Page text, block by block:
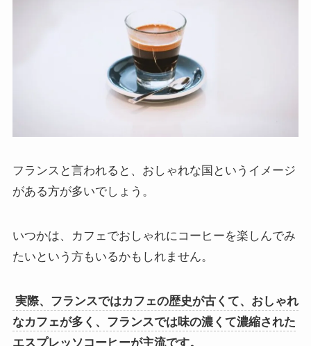
フランスと言われると、おしゃれな国というイメージ
がある方が多いでしょう。
いつかは、カフェでおしゃれにコーヒーを楽しんでみ
たいという方もいるかもしれません。
実際、フランスではカフェの歴史が古くて、おしゃれ
なカフェが多く、フランスでは味の濃くて濃縮された
エスプレッソコーヒーが主流です。